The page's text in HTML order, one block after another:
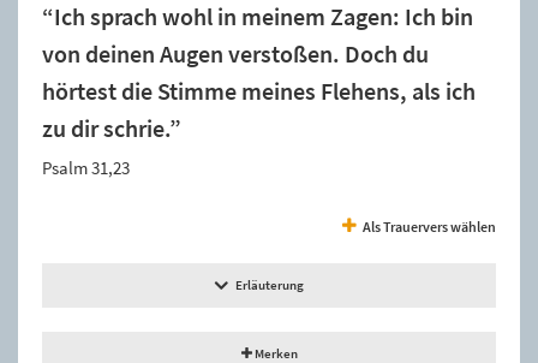
“Ich sprach wohl in meinem Zagen: Ich bin
von deinen Augen verstoßen. Doch du
hörtest die Stimme meines Flehens, als ich
zu dir schrie.”
Psalm 31,23
Als Trauervers wählen
Erläuterung
Merken